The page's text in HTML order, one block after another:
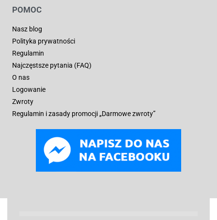
POMOC
Nasz blog
Polityka prywatności
Regulamin
Najczęstsze pytania (FAQ)
O nas
Logowanie
Zwroty
Regulamin i zasady promocji „Darmowe zwroty”